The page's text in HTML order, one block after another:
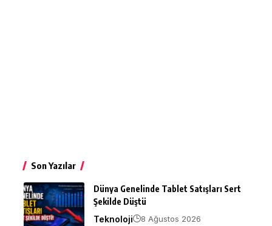
Son Yazılar
Dünya Genelinde Tablet Satışları Sert
Şekilde Düştü
Teknoloji
8 Ağustos 2026